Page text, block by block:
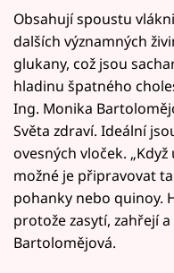
Obsahují spoustu
dalších významných
glukany, což jsou
hladinu špatného
Ing. Monika
Světa zdraví. Ideální
ovesných vloček.
možné je připravovat
pohanky nebo quinoy.
protože zasytí, zahřejí
Bartolomějová.